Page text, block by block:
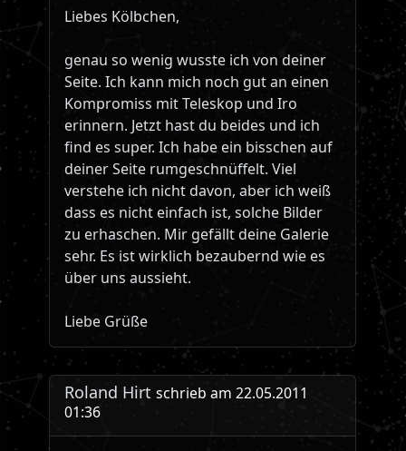
Liebes Kölbchen,
genau so wenig wusste ich von deiner
Seite. Ich kann mich noch gut an einen
Kompromiss mit Teleskop und Iro
erinnern. Jetzt hast du beides und ich
find es super. Ich habe ein bisschen auf
deiner Seite rumgeschnüffelt. Viel
verstehe ich nicht davon, aber ich weiß
dass es nicht einfach ist, solche Bilder
zu erhaschen. Mir gefällt deine Galerie
sehr. Es ist wirklich bezaubernd wie es
über uns aussieht.
Liebe Grüße
Roland Hirtschrieb am 22.05.2011
01:36